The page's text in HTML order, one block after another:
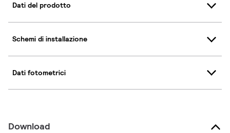
Dati del prodotto
Schemi di installazione
Dati fotometrici
Download